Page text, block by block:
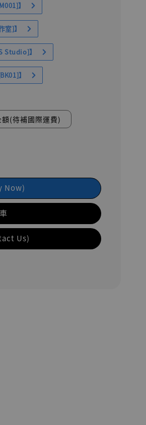
】
]】
Studio]】
】
額(待補國際運費)
Now)
Us)